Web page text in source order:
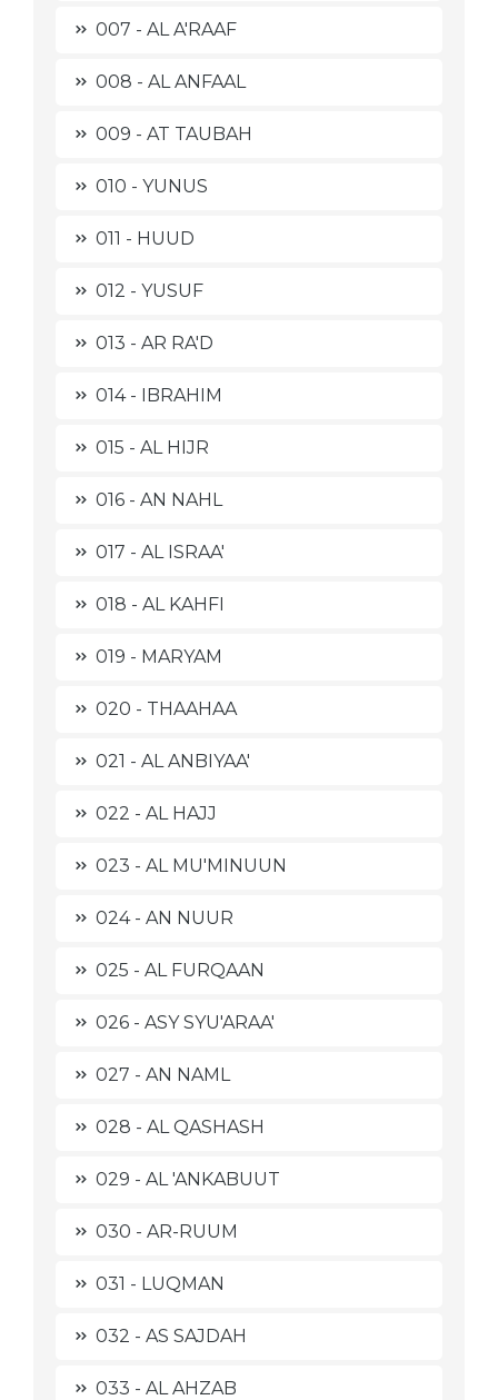
007 - AL A'RAAF
008 - AL ANFAAL
009 - AT TAUBAH
010 - YUNUS
011 - HUUD
012 - YUSUF
013 - AR RA'D
014 - IBRAHIM
015 - AL HIJR
016 - AN NAHL
017 - AL ISRAA'
018 - AL KAHFI
019 - MARYAM
020 - THAAHAA
021 - AL ANBIYAA'
022 - AL HAJJ
023 - AL MU'MINUUN
024 - AN NUUR
025 - AL FURQAAN
026 - ASY SYU'ARAA'
027 - AN NAML
028 - AL QASHASH
029 - AL 'ANKABUUT
030 - AR-RUUM
031 - LUQMAN
032 - AS SAJDAH
033 - AL AHZAB